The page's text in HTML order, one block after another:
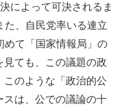
によって可決されるま
た、自民党率いる連立
めて「国家情報局」の
ても、この議題の政
のような「政治的公
は、公での議論の十